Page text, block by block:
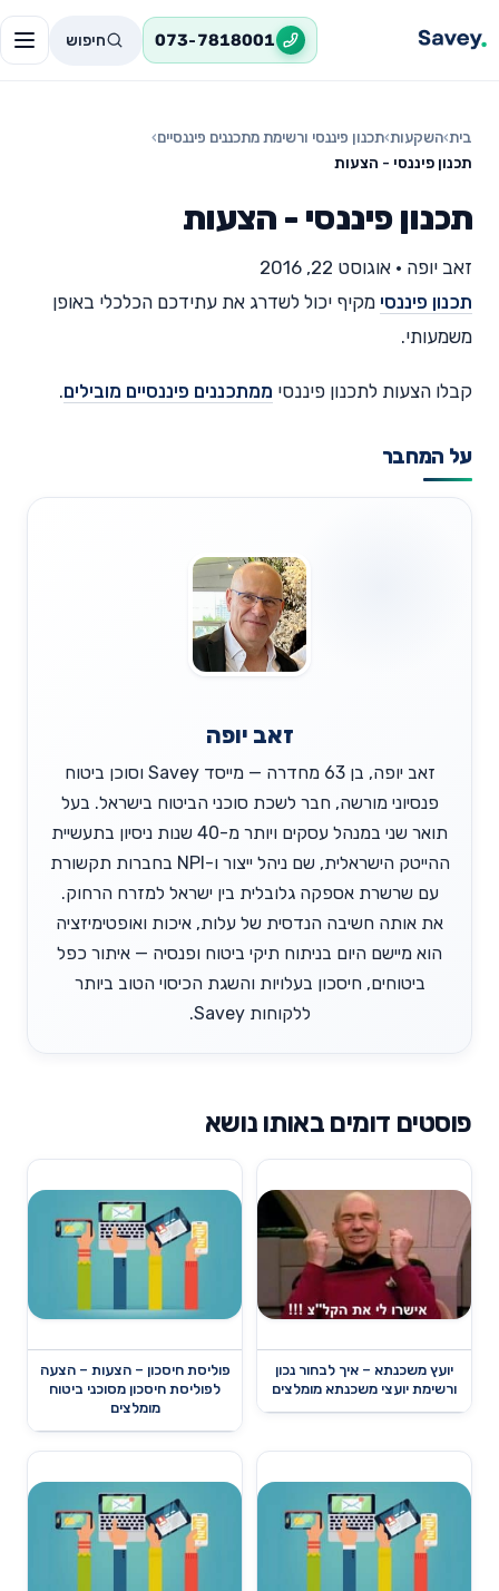
073-7818001 חיפוש
בית›השקעות›תכנון פיננסי ורשימת מתכננים פיננסיים›
תכנון פיננסי - הצעות
תכנון פיננסי - הצעות
זאב יופה • אוגוסט 22, 2016
תכנון פיננסי מקיף יכול לשדרג את עתידכם הכלכלי באופן
משמעותי.
קבלו הצעות לתכנון פיננסי ממתכננים פיננסיים מובילים.
על המחבר
זאב יופה
זאב יופה, בן 63 מחדרה — מייסד Savey וסוכן ביטוח
פנסיוני מורשה, חבר לשכת סוכני הביטוח בישראל. בעל
תואר שני במנהל עסקים ויותר מ-40 שנות ניסיון בתעשיית
ההייטק הישראלית, שם ניהל ייצור ו-NPI בחברות תקשורת
עם שרשרת אספקה גלובלית בין ישראל למזרח הרחוק.
את אותה חשיבה הנדסית של עלות, איכות ואופטימיזציה
הוא מיישם היום בניתוח תיקי ביטוח ופנסיה — איתור כפל
ביטוחים, חיסכון בעלויות והשגת הכיסוי הטוב ביותר
ללקוחות Savey.
פוסטים דומים באותו נושא
יועץ משכנתא – איך לבחור נכון
ורשימת יועצי משכנתא מומלצים
פוליסת חיסכון – הצעות – הצעה
לפוליסת חיסכון מסוכני ביטוח
מומלצים